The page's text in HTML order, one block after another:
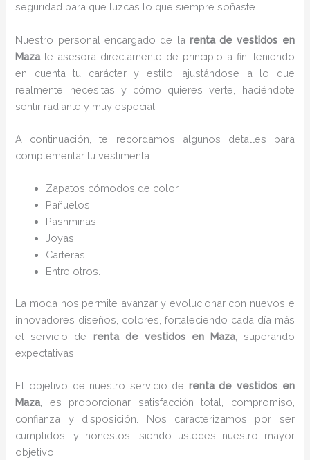
seguridad para que luzcas lo que siempre soñaste.
Nuestro personal encargado de la renta de vestidos en
Mazate asesora directamente de principio a fin, teniendo
en cuenta tu carácter y estilo, ajustándose a lo que
realmente necesitas y cómo quieres verte, haciéndote
sentir radiante y muy especial.
A continuación, te recordamos algunos detalles para
complementar tu vestimenta.
Zapatos cómodos de color.
Pañuelos
Pashminas
Joyas
Carteras
Entre otros.
La moda nos permite avanzar y evolucionar con nuevos e
innovadores diseños, colores, fortaleciendo cada día más
el servicio de renta de vestidos en Maza, superando
expectativas.
El objetivo de nuestro servicio de renta de vestidos en
Maza, es proporcionar satisfacción total, compromiso,
confianza y disposición. Nos caracterizamos por ser
cumplidos, y honestos, siendo ustedes nuestro mayor
objetivo.